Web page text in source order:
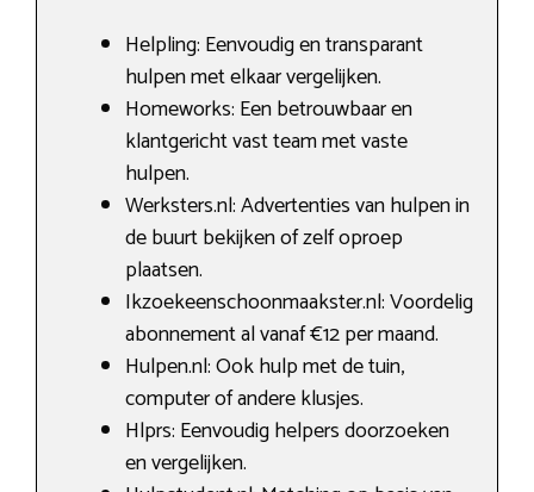
Helpling: Eenvoudig en transparant
hulpen met elkaar vergelijken.
Homeworks: Een betrouwbaar en
klantgericht vast team met vaste
hulpen.
Werksters.nl: Advertenties van hulpen in
de buurt bekijken of zelf oproep
plaatsen.
Ikzoekeenschoonmaakster.nl: Voordelig
abonnement al vanaf €12 per maand.
Hulpen.nl: Ook hulp met de tuin,
computer of andere klusjes.
Hlprs: Eenvoudig helpers doorzoeken
en vergelijken.